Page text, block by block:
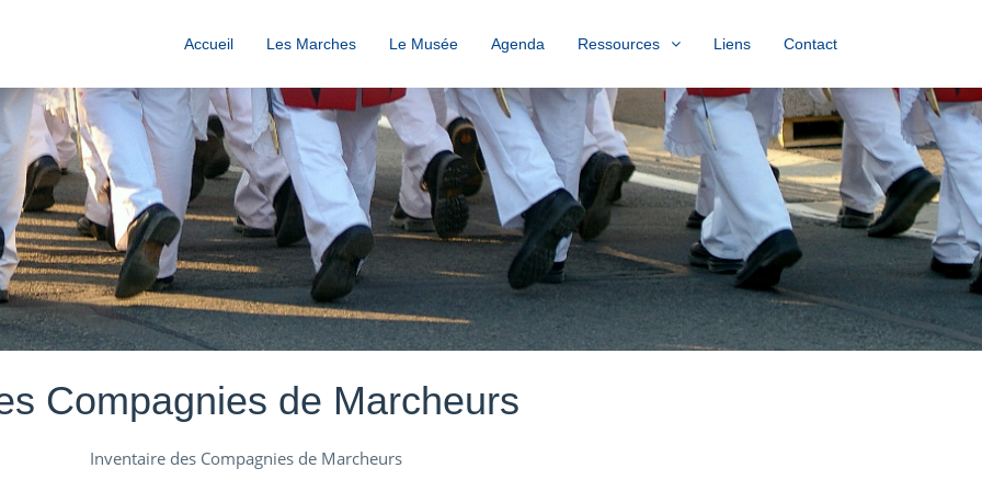
Accueil Les Marches Le Musée Agenda Ressources Liens Contact
Compagnies de Marcheurs
Inventaire des Compagnies de Marcheurs